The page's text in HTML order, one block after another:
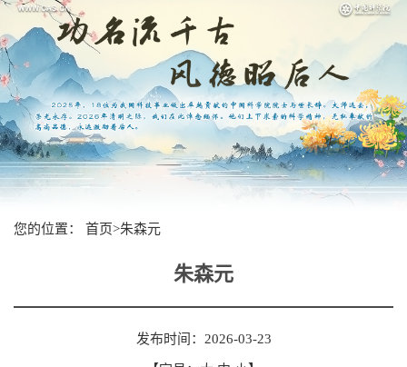
您的位置： 首页>朱森元
朱森元
发布时间：2026-03-23